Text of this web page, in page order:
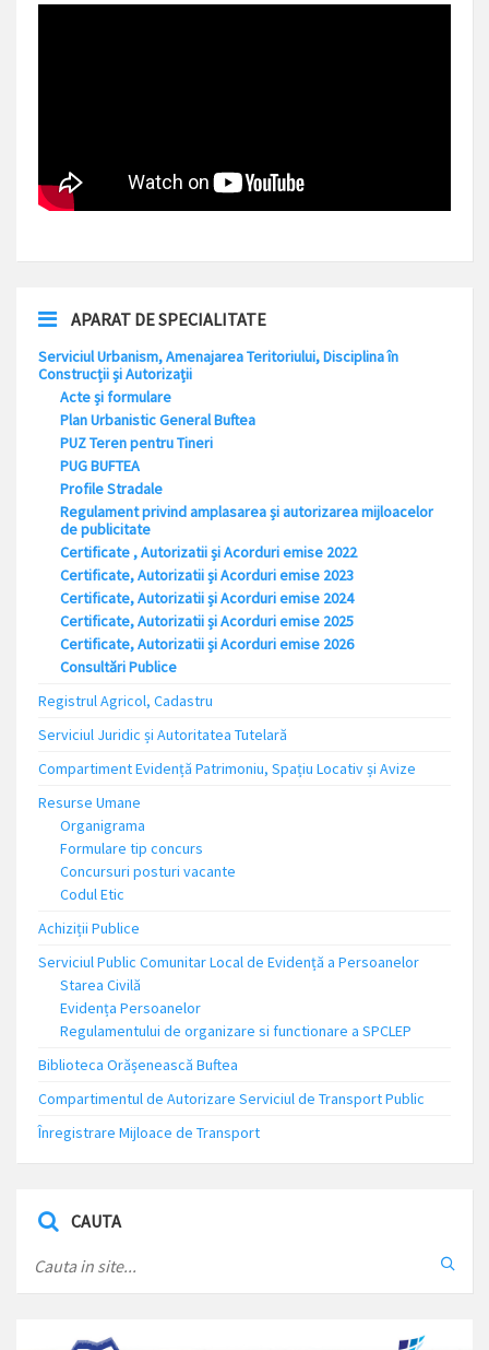
APARAT DE SPECIALITATE
Serviciul Urbanism, Amenajarea Teritoriului, Disciplina în
Construcții și Autorizații
Acte și formulare
Plan Urbanistic General Buftea
PUZ Teren pentru Tineri
PUG BUFTEA
Profile Stradale
Regulament privind amplasarea și autorizarea mijloacelor
de publicitate
Certificate , Autorizatii și Acorduri emise 2022
Certificate, Autorizatii și Acorduri emise 2023
Certificate, Autorizatii și Acorduri emise 2024
Certificate, Autorizatii și Acorduri emise 2025
Certificate, Autorizatii și Acorduri emise 2026
Consultări Publice
Registrul Agricol, Cadastru
Serviciul Juridic și Autoritatea Tutelară
Compartiment Evidență Patrimoniu, Spațiu Locativ și Avize
Resurse Umane
Organigrama
Formulare tip concurs
Concursuri posturi vacante
Codul Etic
Achiziții Publice
Serviciul Public Comunitar Local de Evidență a Persoanelor
Starea Civilă
Evidența Persoanelor
Regulamentului de organizare si functionare a SPCLEP
Biblioteca Orășenească Buftea
Compartimentul de Autorizare Serviciul de Transport Public
Înregistrare Mijloace de Transport
CAUTA